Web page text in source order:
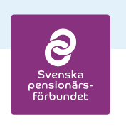
Skip to content